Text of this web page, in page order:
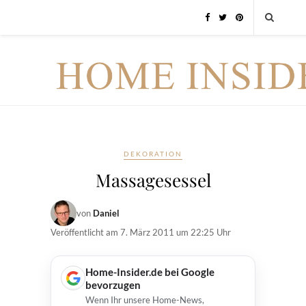
DEKORATION
Massagesessel
von Daniel
Veröffentlicht am 7. März 2011 um 22:25 Uhr
Home-Insider.de bei Google
bevorzugen
Wenn Ihr unsere Home-News,